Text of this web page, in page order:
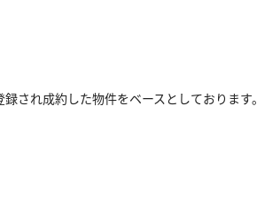
され成約した物件をベースとしております。